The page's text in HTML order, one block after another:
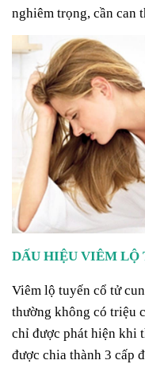
nghiêm trọng, cần can
DẤU HIỆU VIÊM LỘ
Viêm lộ tuyến cổ tử
thường không có triệu
chỉ được phát hiện khi
được chia thành 3 cấp